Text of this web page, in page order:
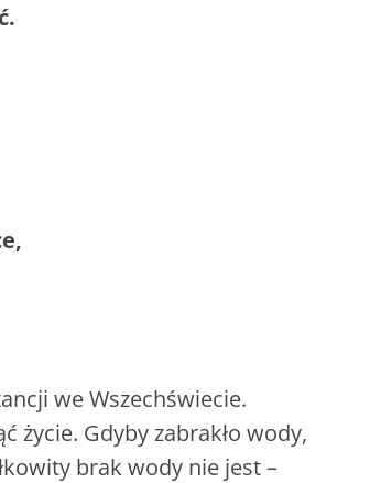
we Wszechświecie.
życie. Gdyby zabrakło wody,
brak wody nie jest –